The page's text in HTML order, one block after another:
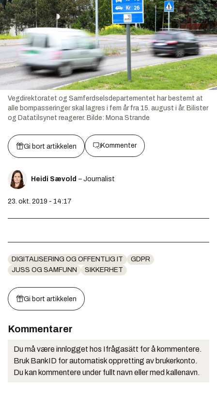
Vegdirektoratet og Samferdselsdepartementet har bestemt at
alle bompasseringer skal lagres i fem år fra 15. august i år. Bilister
og Datatilsynet reagerer. Bilde: Mona Strande
Gi bort artikkelen Kommenter
Heidi Sævold – Journalist
23. okt. 2019 - 14:17
DIGITALISERING OG OFFENTLIG IT
GDPR
JUSS OG SAMFUNN
SIKKERHET
Gi bort artikkelen
Kommentarer
Du må være innlogget hos Ifrågasätt for å kommentere.
Bruk BankID for automatisk oppretting av brukerkonto.
Du kan kommentere under fullt navn eller med kallenavn.